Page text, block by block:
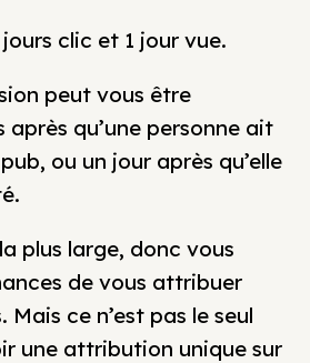
jours clic et 1 jour vue.
peut vous être
qu’une personne ait
ou un jour après qu’elle
plus large, donc vous
de vous attribuer
Mais ce n’est pas le seul
une attribution unique sur